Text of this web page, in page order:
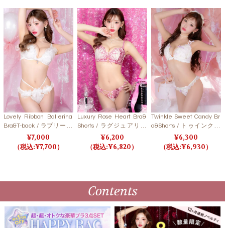
Lovely Ribbon Ballerina
Bra&T-back / ラブリーリ
ボンバレリーナブラ＆T
バック 【LB5500】
7,000
7,700
Luxury Rose Heart Bra&
Shorts / ラグジュアリー
ローズハートブラ＆ショ
ーツ 【LB5500】
6,200
6,820
Twinkle Sweet Candy Br
a&Shorts / トゥインクル
スイートキャンディブラ
＆ショーツ 【LB5500】
6,300
6,930
Contents